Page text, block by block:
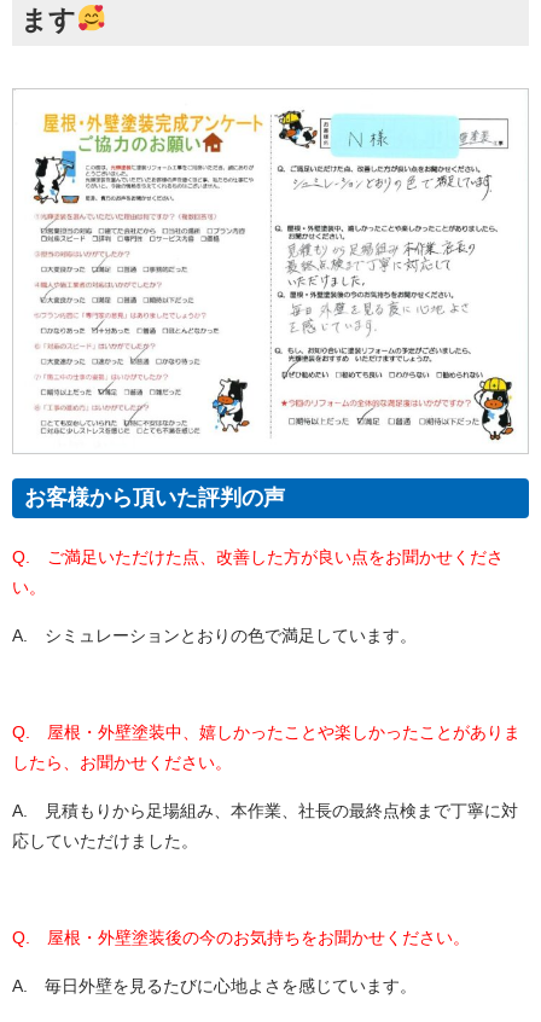
ます
お客様から頂いた評判の声
Q. ご満足いただけた点、改善した方が良い点をお聞かせくださ
い。
A. シミュレーションとおりの色で満足しています。
Q. 屋根・外壁塗装中、嬉しかったことや楽しかったことがありま
したら、お聞かせください。
A. 見積もりから足場組み、本作業、社長の最終点検まで丁寧に対
応していただけました。
Q. 屋根・外壁塗装後の今のお気持ちをお聞かせください。
A. 毎日外壁を見るたびに心地よさを感じています。